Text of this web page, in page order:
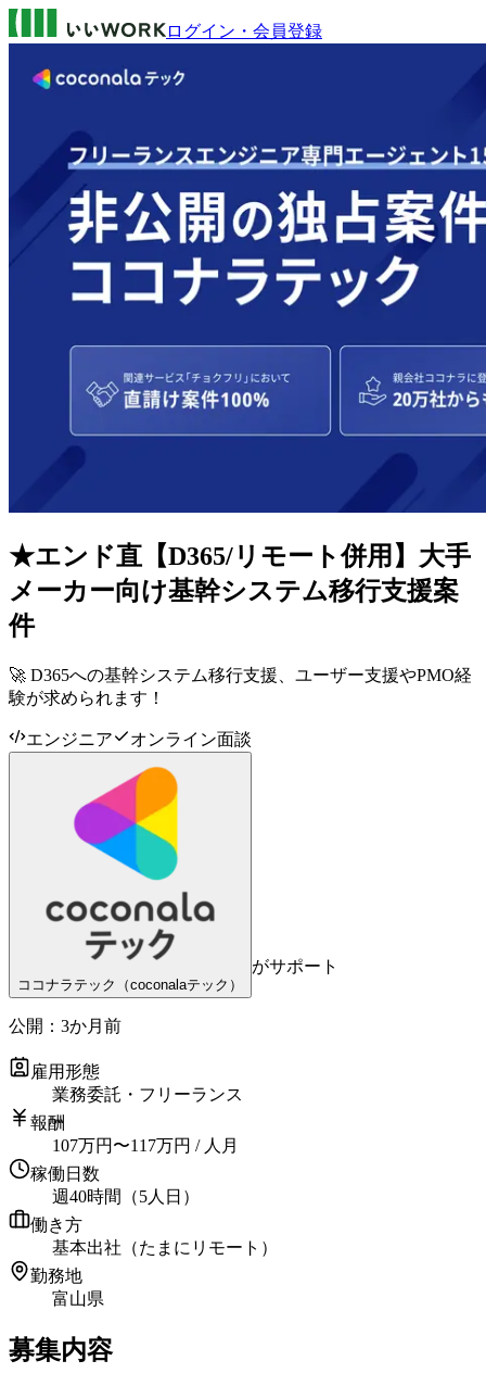
ログイン・会員登録
★エンド直【D365/リモート併用】大手
メーカー向け基幹システム移行支援案
件
🚀 D365への基幹システム移行支援、ユーザー支援やPMO経
験が求められます！
エンジニア オンライン面談
ココナラテック（coconalaテック）
がサポート
公開： 3か月前
雇用形態
業務委託・フリーランス
報酬
107万円 〜117万円 / 人月
稼働日数
週40時間（5人日）
働き方
基本出社（たまにリモート）
勤務地
富山県
募集内容